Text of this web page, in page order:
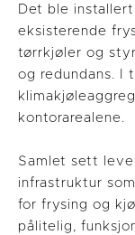
Det ble
eksisterende
tørrkjøler og
og redundans. I
kontorarealene.
Samlet sett
infrastruktur
for frysing og
pålitelig,